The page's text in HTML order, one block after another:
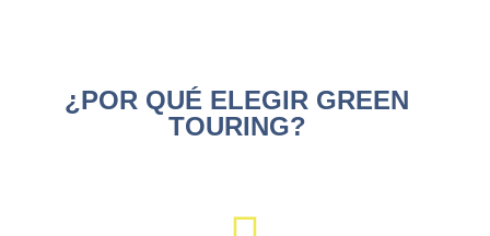
¿POR QUÉ ELEGIR GREEN
TOURING?